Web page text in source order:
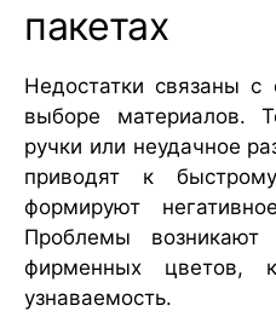
пакетах
Недостатки связаны
выборе материалов.
ручки или неудачное
приводят к
формируют
Проблемы
фирменных цветов,
узнаваемость.